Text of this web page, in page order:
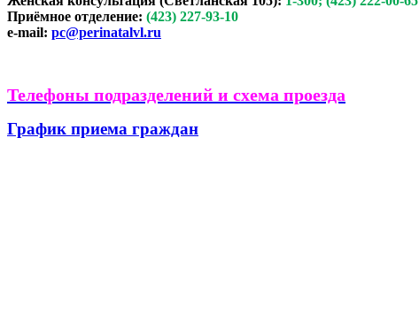
Приёмное отделение: (423) 227-93-10
e-mail: pc@perinatalvl.ru
Телефоны подразделений и схема проезда
График приема граждан